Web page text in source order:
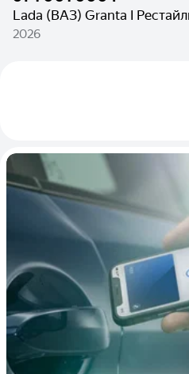
Lada (ВАЗ) Granta I
2026